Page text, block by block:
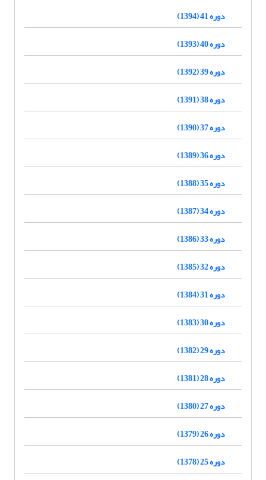
دوره 41 (1394)
دوره 40 (1393)
دوره 39 (1392)
دوره 38 (1391)
دوره 37 (1390)
دوره 36 (1389)
دوره 35 (1388)
دوره 34 (1387)
دوره 33 (1386)
دوره 32 (1385)
دوره 31 (1384)
دوره 30 (1383)
دوره 29 (1382)
دوره 28 (1381)
دوره 27 (1380)
دوره 26 (1379)
دوره 25 (1378)